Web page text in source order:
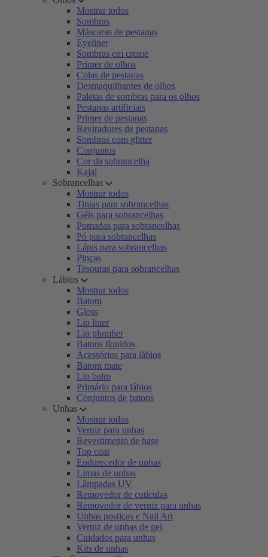
Mostrar todos
Sombras
Máscaras de pestanas
Eyeliner
Sombras em creme
Primer de olhos
Colas de pestanas
Desmaquilhantes de olhos
Paletas de sombras para os olhos
Pestanas artificiais
Primer de pestanas
Reviradores de pestanas
Sombras com glitter
Conjuntos
Cor da sobrancelha
Kajal
Sobrancelhas
Mostrar todos
Tintas para sobrancelhas
Géis para sobrancelhas
Pomadas para sobrancelhas
Pó para sobrancelhas
Lápis para sobrancelhas
Pinças
Tesouras para sobrancelhas
Lábios
Mostrar todos
Batom
Gloss
Lip liner
Lip plumber
Batons líquidos
Acessórios para lábios
Batom mate
Lip balm
Primário para lábios
Conjuntos de batons
Unhas
Mostrar todos
Verniz para unhas
Revestimento de base
Top coat
Endurecedor de unhas
Limas de unhas
Lâmpadas UV
Removedor de cutículas
Removedor de verniz para unhas
Unhas postiças e Nail Art
Verniz de unhas de gel
Cuidados para unhas
Kits de unhas